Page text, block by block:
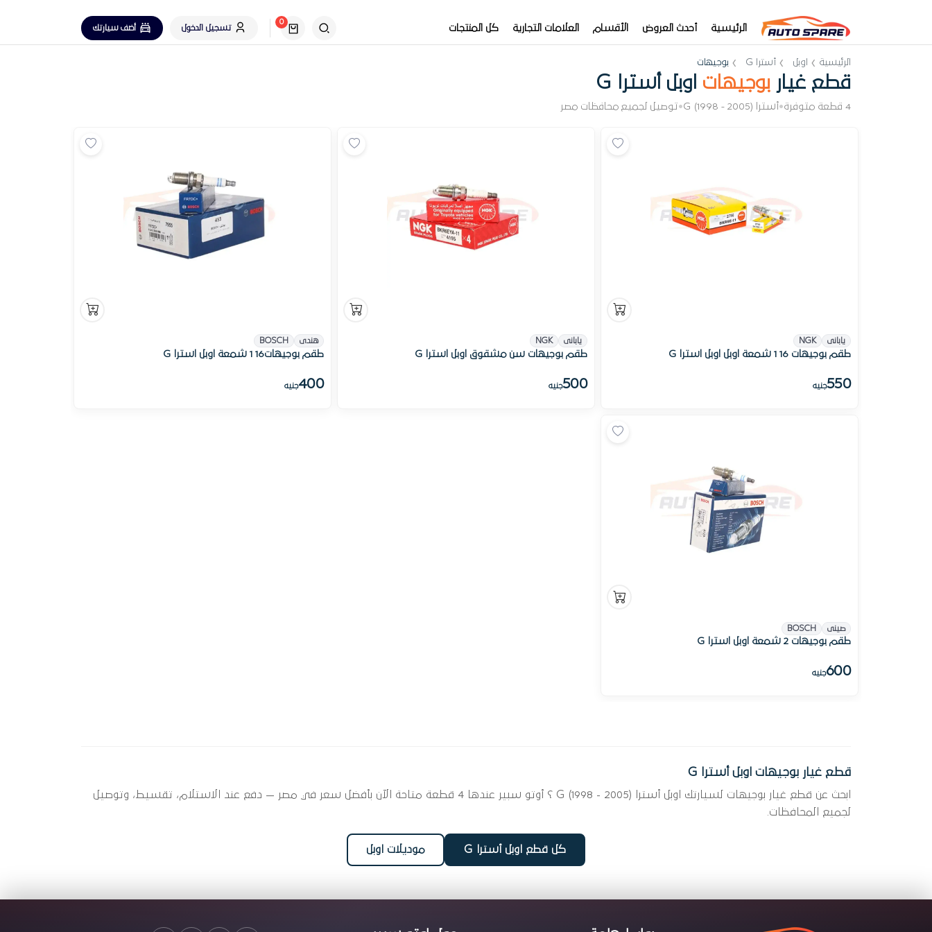
الرئيسية أحدث العروض الأقسام العلامات التجارية كل المنتجات
0
تسجيل الدخول
أضف سيارتك
الرئيسية اوبل أسترا G بوجيهات
قطع غيار بوجيهات اوبل أسترا G
4 قطعة متوفرة •أسترا G (1998 - 2005) •توصيل لجميع محافظات مصر
يابانى NGK
طقم بوجيهات 16 1 شمعة اوبل اوبل استرا G
550جنيه
يابانى NGK
طقم بوجيهات سن مشقوق اوبل استرا G
500جنيه
هندى BOSCH
طقم بوجيهات16 1 شمعة اوبل استرا G
400جنيه
صينى BOSCH
طقم بوجيهات 2 شمعة اوبل استرا G
600جنيه
قطع غيار بوجيهات اوبل أسترا G
ابحث عن قطع غيار بوجيهات لسيارتك اوبل أسترا G (1998 - 2005) ؟ أوتو سبير عندها 4 قطعة متاحة الآن بأفضل سعر في مصر — دفع عند الاستلام، تقسيط، وتوصيل
لجميع المحافظات.
كل قطع اوبل أسترا G موديلات اوبل